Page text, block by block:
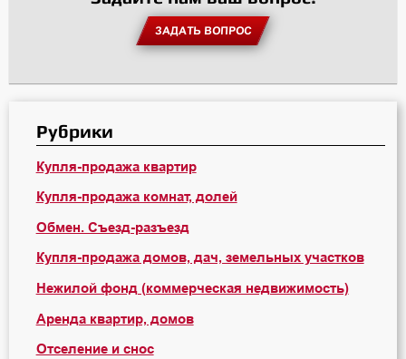
ЗАДАТЬ ВОПРОС
Рубрики
Купля-продажа квартир
Купля-продажа комнат, долей
Обмен. Съезд-разъезд
Купля-продажа домов, дач, земельных участков
Нежилой фонд (коммерческая недвижимость)
Аренда квартир, домов
Отселение и снос